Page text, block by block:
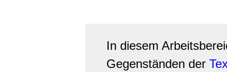
In diesem
Gegenständen der